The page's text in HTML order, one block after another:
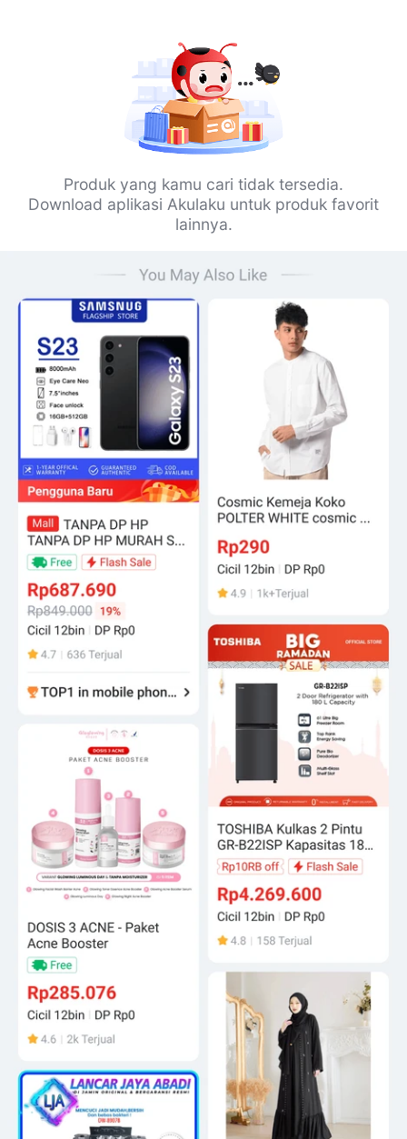
Produk yang kamu cari tidak tersedia.
Download aplikasi Akulaku untuk produk favorit
lainnya.